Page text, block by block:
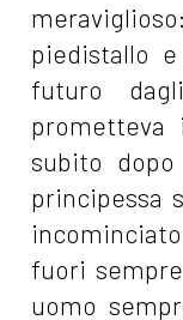
piedistallo e
futuro
prometteva
subito
principessa
fuori
uomo